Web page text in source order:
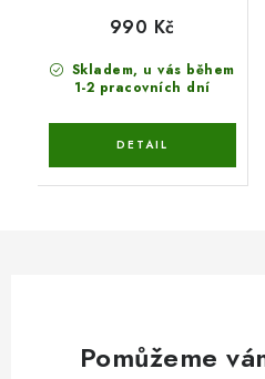
Skladem, u vás během
1-2 pracovních dní
990 Kč
Pomůžeme